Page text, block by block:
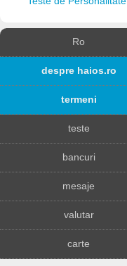
Ro
despre haios.ro
termeni
teste
bancuri
mesaje
valutar
carte